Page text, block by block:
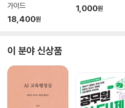
가이드
18,400원
1,000원
이 분야 신상품